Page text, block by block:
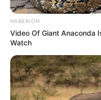
HABERION
Video Of Giant Anaconda
Watch